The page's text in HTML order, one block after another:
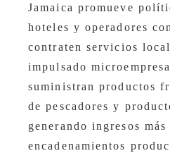
Jamaica promueve
hoteles y operadores
contraten servicios
impulsado
suministran productos
de pescadores y
generando ingresos
encadenamientos